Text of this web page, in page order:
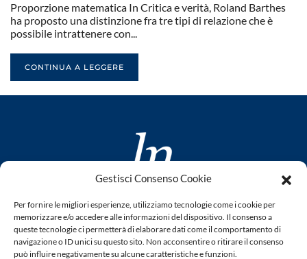
Gestisci Consenso Cookie
Per fornire le migliori esperienze, utilizziamo tecnologie come i cookie per
memorizzare e/o accedere alle informazioni del dispositivo. Il consenso a
queste tecnologie ci permetterà di elaborare dati come il comportamento di
navigazione o ID unici su questo sito. Non acconsentire o ritirare il consenso
può influire negativamente su alcune caratteristiche e funzioni.
Proporzione matematica In Critica e verità, Roland Barthes
ha proposto una distinzione fra tre tipi di relazione che è
possibile intrattenere con...
CONTINUA A LEGGERE
www.laletteraturaenoi.it
fondato da Romano Luperini
Questo blog non rappresenta una testata giornalistica in
quanto viene aggiornato senza alcuna periodicità. Non può